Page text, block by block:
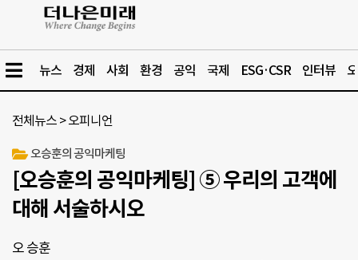
뉴스 경제 사회 환경 공익 국제 ESG·CSR 인터뷰
전체뉴스 >오피니언
오승훈의 공익마케팅
[오승훈의 공익마케팅] ⑤ 우리의 고객에
대해 서술하시오
오 승훈